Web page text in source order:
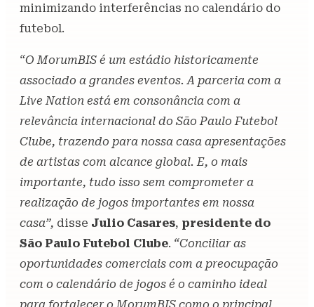
minimizando interferências no calendário do
futebol.
“O MorumBIS é um estádio historicamente
associado a grandes eventos. A parceria com a
Live Nation está em consonância com a
relevância internacional do São Paulo Futebol
Clube, trazendo para nossa casa apresentações
de artistas com alcance global. E, o mais
importante, tudo isso sem comprometer a
realização de jogos importantes em nossa
casa”, disse Julio Casares, presidente do
São Paulo Futebol Clube. “Conciliar as
oportunidades comerciais com a preocupação
com o calendário de jogos é o caminho ideal